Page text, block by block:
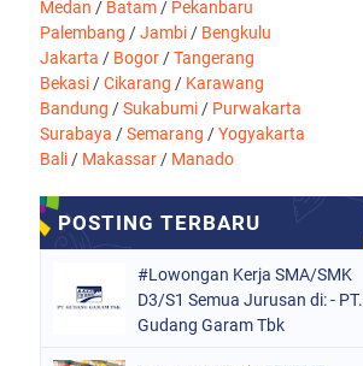
Medan / Batam / Pekanbaru
Palembang /Jambi / Bengkulu
Jakarta / Bogor /Tangerang
Bekasi /Cikarang / Karawang
Bandung /Sukabumi / Purwakarta
Surabaya /Semarang /Yogyakarta
Bali / Makassar / Manado
#Lowongan Kerja SMA/SMK
D3/S1 Semua Jurusan di: - PT.
Gudang Garam Tbk